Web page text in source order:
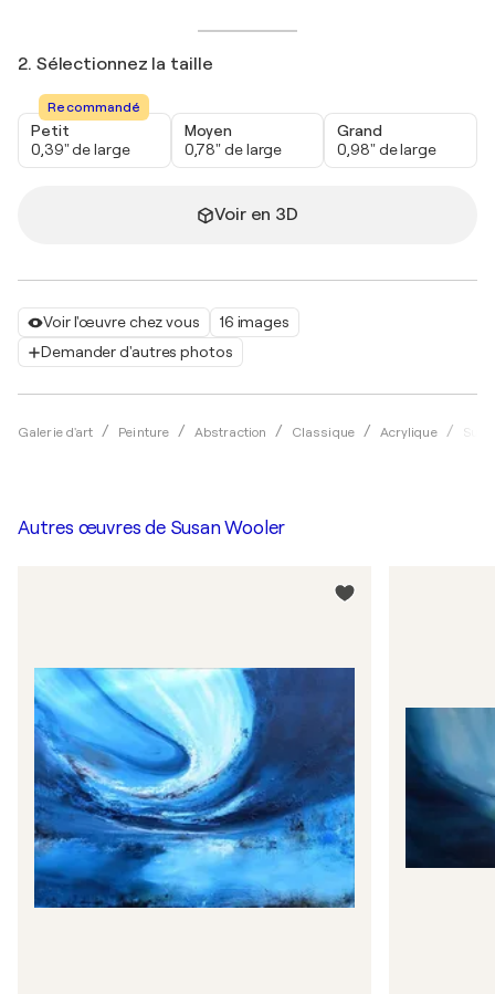
Voir l'œuvre chez vous
16 images
Demander d'autres photos
Galerie d'art Peinture Abstraction Classique Acrylique
2. Sélectionnez la taille
Recommandé
Petit
0,39" de large
Moyen
0,78" de large
Grand
0,98" de large
Voir en 3D
Autres œuvres de Susan Wooler